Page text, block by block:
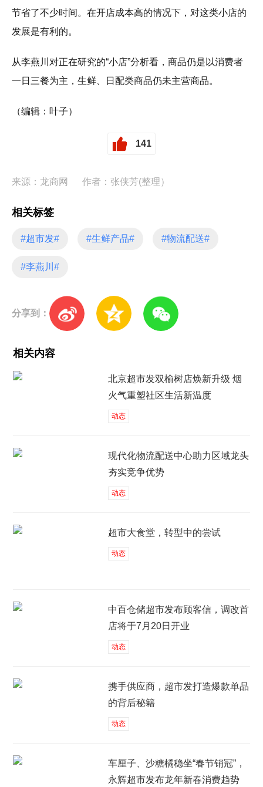
节省了不少时间。在开店成本高的情况下，对这类小店的
发展是有利的。
从李燕川对正在研究的“小店”分析看，商品仍是以消费者
一日三餐为主，生鲜、日配类商品仍未主营商品。
（编辑：叶子）
141
来源：龙商网 作者：张侠芳(整理）
相关标签
#超市发# #生鲜产品# #物流配送#
#李燕川#
分享到：
相关内容
北京超市发双榆树店焕新升级 烟
火气重塑社区生活新温度
动态
现代化物流配送中心助力区域龙头
夯实竞争优势
动态
超市大食堂，转型中的尝试
动态
中百仓储超市发布顾客信，调改首
店将于7月20日开业
动态
携手供应商，超市发打造爆款单品
的背后秘籍
动态
车厘子、沙糖橘稳坐“春节销冠”，
永辉超市发布龙年新春消费趋势